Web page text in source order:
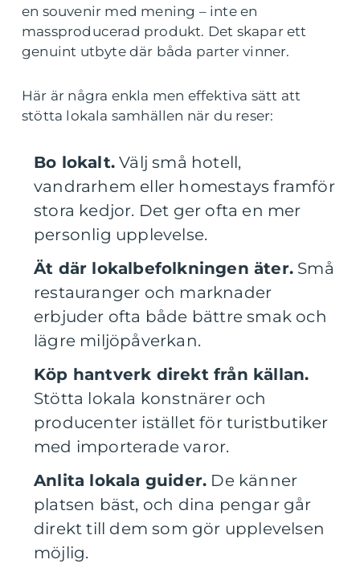
en souvenir med mening – inte en
massproducerad produkt. Det skapar ett
genuint utbyte där båda parter vinner.
Här är några enkla men effektiva sätt att
stötta lokala samhällen när du reser:
Bo lokalt. Välj små hotell,
vandrarhem eller homestays framför
stora kedjor. Det ger ofta en mer
personlig upplevelse.
Ät där lokalbefolkningen äter. Små
restauranger och marknader
erbjuder ofta både bättre smak och
lägre miljöpåverkan.
Köp hantverk direkt från källan.
Stötta lokala konstnärer och
producenter istället för turistbutiker
med importerade varor.
Anlita lokala guider. De känner
platsen bäst, och dina pengar går
direkt till dem som gör upplevelsen
möjlig.